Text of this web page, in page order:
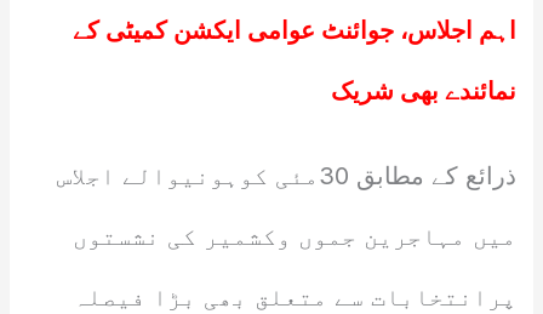
اہم اجلاس، جوائنٹ عوامی ایکشن کمیٹی کے
نمائندے بھی شریک
ذرائع کے مطابق 30مئی کوہونیوالے اجلاس
میں مہاجرین جموں وکشمیر کی نشستوں
پرانتخابات سے متعلق بھی بڑا فیصلہ